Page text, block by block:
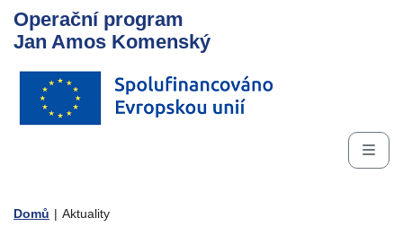
Operační program
Jan Amos Komenský
Domů | Aktuality